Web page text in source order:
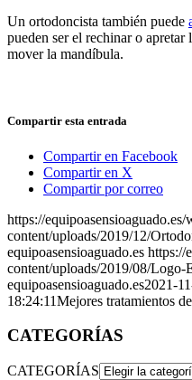
Un ortodoncista también puede
pueden ser el rechinar o apretar
mover la mandíbula.
Compartir esta entrada
Compartir en Facebook
Compartir en X
Compartir por correo
https://equipoasensioaguado.es/
content/uploads/2019/12/
equipoasensioaguado.es https://
content/uploads/2019/08/
equipoasensioaguado.es2021-
18:24:11Mejores tratamientos
CATEGORÍAS
CATEGORÍAS